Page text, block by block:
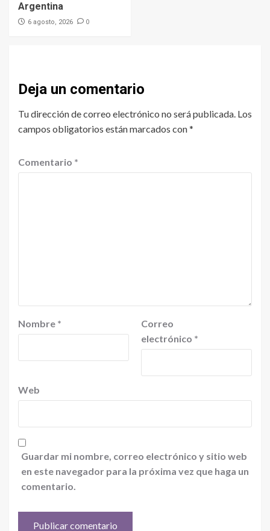
Argentina
6 agosto, 2026 0
Deja un comentario
Tu dirección de correo electrónico no será publicada. Los
campos obligatorios están marcados con*
Comentario *
Nombre *
Correo
electrónico *
Web
Guardar mi nombre, correo electrónico y sitio web
en este navegador para la próxima vez que haga un
comentario.